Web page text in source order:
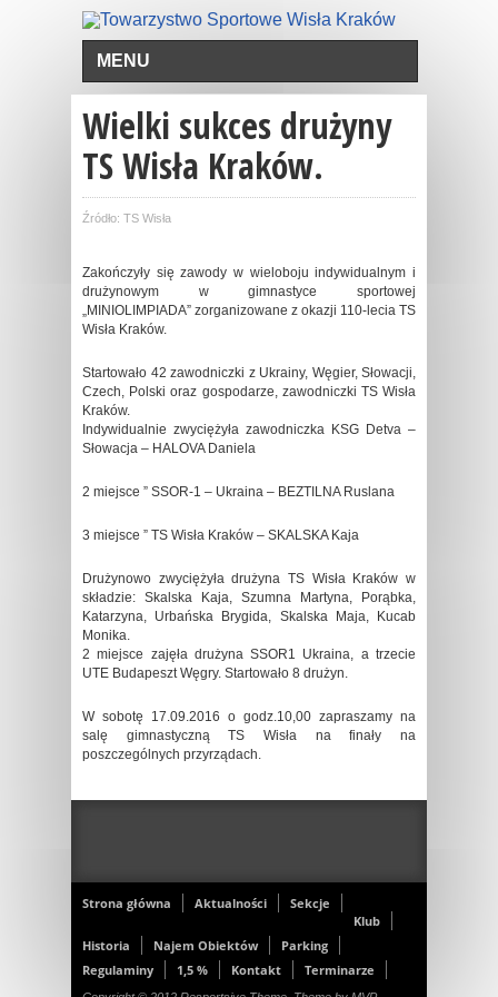
MENU
Wielki sukces drużyny
TS Wisła Kraków.
Źródło: TS Wisła
Zakończyły się zawody w wieloboju indywidualnym i
drużynowym w gimnastyce sportowej
„MINIOLIMPIADA” zorganizowane z okazji 110-lecia TS
Wisła Kraków.
Startowało 42 zawodniczki z Ukrainy, Węgier, Słowacji,
Czech, Polski oraz gospodarze, zawodniczki TS Wisła
Kraków.
Indywidualnie zwyciężyła zawodniczka KSG Detva –
Słowacja – HALOVA Daniela
2 miejsce ” SSOR-1 – Ukraina – BEZTILNA Ruslana
3 miejsce ” TS Wisła Kraków – SKALSKA Kaja
Drużynowo zwyciężyła drużyna TS Wisła Kraków w
składzie: Skalska Kaja, Szumna Martyna, Porąbka,
Katarzyna, Urbańska Brygida, Skalska Maja, Kucab
Monika.
2 miejsce zajęła drużyna SSOR1 Ukraina, a trzecie
UTE Budapeszt Węgry. Startowało 8 drużyn.
W sobotę 17.09.2016 o godz.10,00 zapraszamy na
salę gimnastyczną TS Wisła na finały na
poszczególnych przyrządach.
Strona główna Aktualności
Sekcje
Klub
Historia
Najem Obiektów
Parking
Regulaminy
1,5 % Kontakt Terminarze